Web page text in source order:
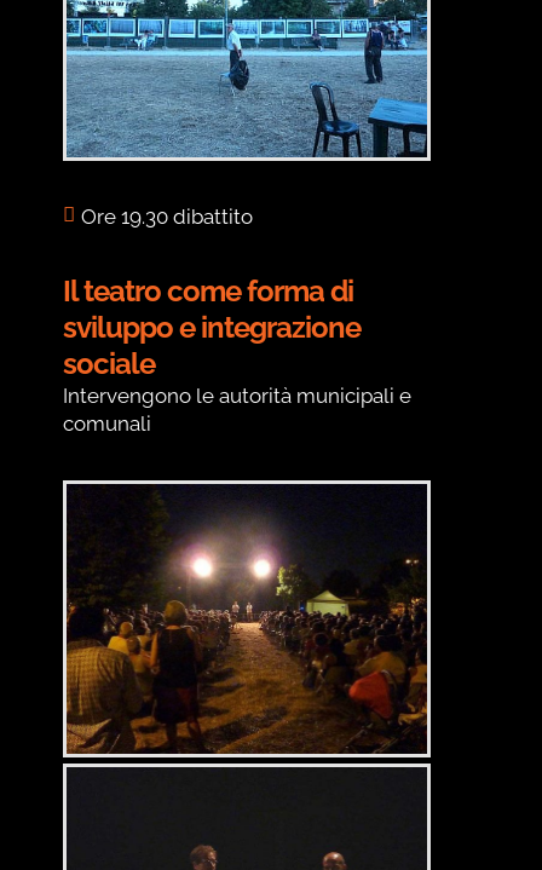
Ore 19.30 dibattito
Il teatro come forma di
sviluppo e integrazione
sociale
Intervengono le autorità municipali e
comunali